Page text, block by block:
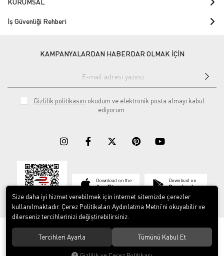
KURUMSAL
İş Güvenliği Rehberi
KAMPANYALARDAN HABERDAR OLMAK İÇİN
Gizlilik politikasını okudum ve elektronik posta almayı kabul
ediyorum.
Download on the
App Store
Download on
Google play
© 2023ERY İş Güvenliği Ekipmanları. Tüm hakları saklıdır.
Size daha iyi hizmet verebilmek için internet sitemizde çerezler
kullanılmaktadır. Çerez Politikaları Aydınlatma Metni’ni okuyabilir ve
dilerseniz tercihlerinizi değiştirebilirsiniz.
Tercihleri Ayarla Tümünü Kabul Et